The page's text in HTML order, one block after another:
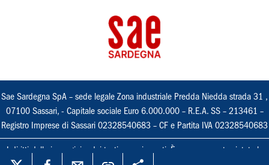
Sae Sardegna SpA – sede legale Zona industriale Predda Niedda strada 31 ,
07100 Sassari, - Capitale sociale Euro 6.000.000 – R.E.A. SS – 213461 –
Registro Imprese di Sassari 02328540683 – CF e Partita IVA 02328540683
I diritti delle immagini e dei testi sono riservati. È espressamente vietata la